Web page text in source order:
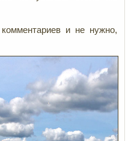
и не нужно,